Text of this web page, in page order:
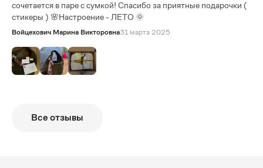
сочетается в паре с сумкой! Спасибо за приятные подарочки (
стикеры ) 🌸Настроение - ЛЕТО 🌞
Войцехович Марина Викторовна31 марта 2025
Все отзывы